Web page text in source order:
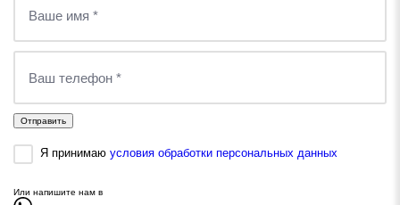
Отправить
Я принимаю условия обработки персональных данных
Или напишите нам в